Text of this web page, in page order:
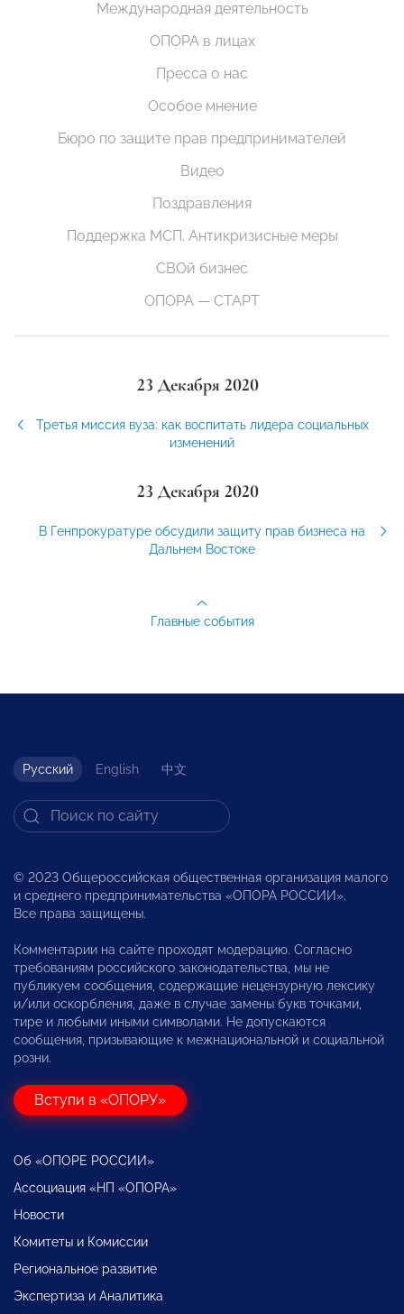
Международная деятельность
ОПОРА в лицах
Пресса о нас
Особое мнение
Бюро по защите прав предпринимателей
Видео
Поздравления
Поддержка МСП. Антикризисные меры
СВОй бизнес
ОПОРА — СТАРТ
23 Декабря 2020
Третья миссия вуза: как воспитать лидера социальных
изменений
23 Декабря 2020
В Генпрокуратуре обсудили защиту прав бизнеса на
Дальнем Востоке
Главные события
Русский English 中文
© 2023 Общероссийская общественная организация малого
и среднего предпринимательства «ОПОРА РОССИИ».
Все права защищены.
Комментарии на сайте проходят модерацию. Согласно
требованиям российского законодательства, мы не
публикуем сообщения, содержащие нецензурную лексику
и/или оскорбления, даже в случае замены букв точками,
тире и любыми иными символами. Не допускаются
сообщения, призывающие к межнациональной и социальной
розни.
Вступи в «ОПОРУ»
Об «ОПОРЕ РОССИИ»
Ассоциация «НП «ОПОРА»
Новости
Комитеты и Комиссии
Региональное развитие
Экспертиза и Аналитика